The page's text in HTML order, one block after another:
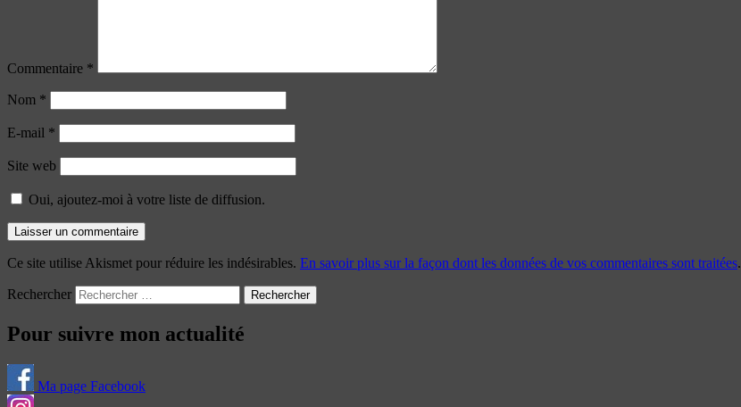
Commentaire *
Nom *
E-mail *
Site web
Oui, ajoutez-moi à votre liste de diffusion.
Ce site utilise Akismet pour réduire les indésirables. En savoir plus sur la façon dont les données de vos commentaires sont traitées.
Rechercher
Pour suivre mon actualité
Ma page Facebook